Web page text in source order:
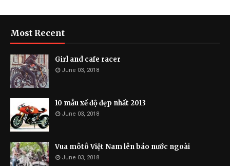
Most Recent
Girl and cafe racer
June 03, 2018
10 mẫu xế độ đẹp nhất 2013
June 03, 2018
Vua môtô Việt Nam lên báo nước ngoài
June 03, 2018